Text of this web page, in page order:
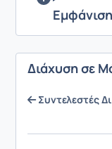
Διάχυση σε
Συντελεστές